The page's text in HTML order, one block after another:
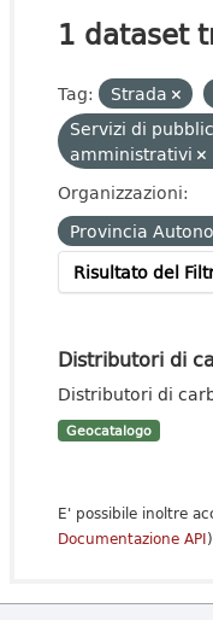
1 dataset
Tag: Strada
Servizi di
amministrativi
Organizzazioni:
Provincia
Risultato del
Distributori di
Distributori di
Geocatalogo
E' possibile inoltre
Documentazione API